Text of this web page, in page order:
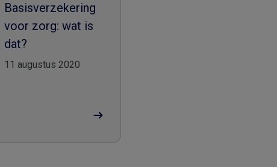
Basisverzekering
voor zorg: wat is
dat?
11 augustus 2020